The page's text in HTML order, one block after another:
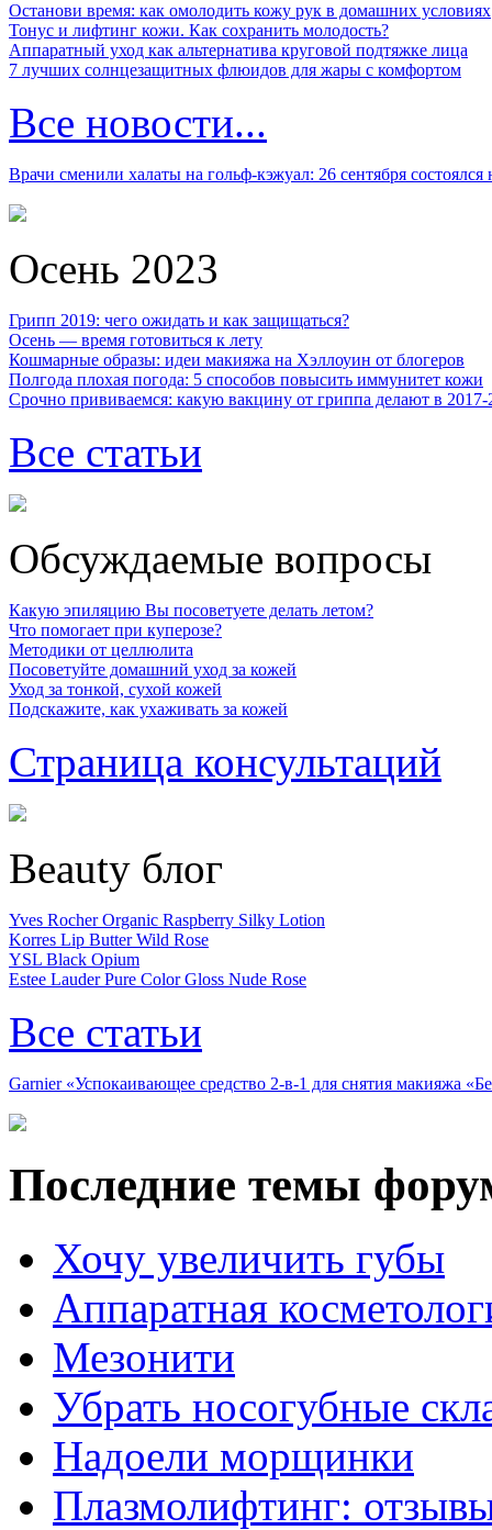
Останови время: как омолодить кожу рук в домашних условиях
Тонус и лифтинг кожи. Как сохранить молодость?
Аппаратный уход как альтернатива круговой подтяжке лица
7 лучших солнцезащитных флюидов для жары с комфортом
Все новости...
Врачи сменили халаты на гольф-кэжуал: 26 сентября
Осень 2023
Грипп 2019: чего ожидать и как защищаться?
Осень — время готовиться к лету
Кошмарные образы: идеи макияжа на Хэллоуин от блогеров
Полгода плохая погода: 5 способов повысить иммунитет кожи
Срочно прививаемся: какую вакцину от гриппа делают в 2017-
Все статьи
Обсуждаемые вопросы
Какую эпиляцию Вы посоветуете делать летом?
Что помогает при куперозе?
Методики от целлюлита
Посоветуйте домашний уход за кожей
Уход за тонкой, сухой кожей
Подскажите, как ухаживать за кожей
Страница консультаций
Beauty блог
Yves Rocher Organic Raspberry Silky Lotion
Korres Lip Butter Wild Rose
YSL Black Opium
Estee Lauder Pure Color Gloss Nude Rose
Все статьи
Garnier «Успокаивающее средство 2-в-1 для снятия макияжа
Последние темы
Хочу увеличить губы
Аппаратная
Мезонити
Убрать носогубные
Надоели морщинки
Плазмолифтинг: